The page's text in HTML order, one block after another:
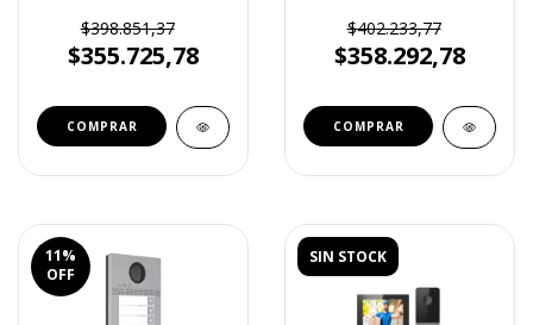
$398.851,37
$355.725,78
$402.233,77
$358.292,78
11%
OFF
SIN STOCK